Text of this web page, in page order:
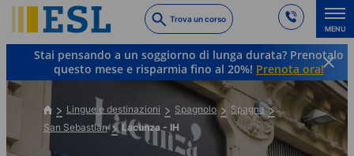
to
main
content
Trova un corso
MENU
Stai pensando a un soggiorno di lunga durata? Prenotalo
questo mese e risparmia fino al 20%! Prenota ora!
Lingue e destinazioni Spagnolo
Spagna
San Sebastián
Lacunza - IH